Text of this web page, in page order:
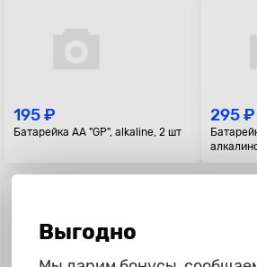
195 ₽
Батарейка AA "GP", alkaline, 2 шт
295 ₽
Выгодно